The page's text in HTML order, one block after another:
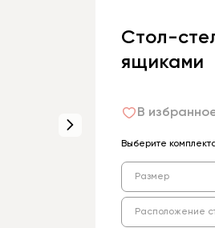
Стол-
ящиками
В
Выберите
Размер
Расположение